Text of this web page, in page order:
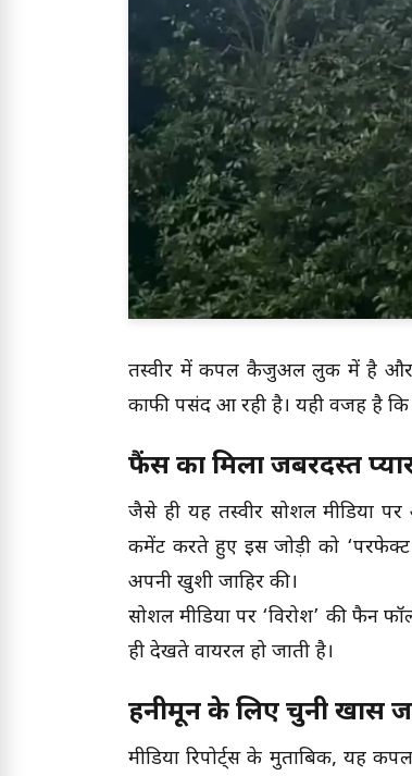
तस्वीर में कपल कैजुअल लुक में है और
काफी पसंद आ रही है। यही वजह है कि
फैंस का मिला जबरदस्त
जैसे ही यह तस्वीर सोशल मीडिया
कमेंट करते हुए इस जोड़ी को
अपनी खुशी जाहिर की।
सोशल मीडिया पर ‘विरोश’ की फैन
ही देखते वायरल हो जाती है।
हनीमून के लिए चुनी खास
मीडिया रिपोर्ट्स के मुताबिक, यह